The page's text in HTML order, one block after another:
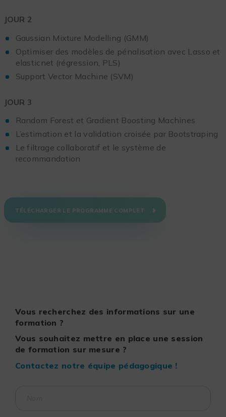
JOUR 2
Gaussian Mixture Modelling (GMM)
Optimiser des modèles de pénalisation avec Lasso et
elasticnet (régression, PLS)
Support Vector Machine (SVM)
JOUR 3
Random Forest et Gradient Boosting Machines
L’estimation et la validation croisée par Bootstraping
Le filtrage collaboratif et le système de
recommandation
TÉLÉCHARGER LE PROGRAMME COMPLET
Vous recherchez des informations sur une
formation ?
Vous souhaitez mettre en place une session
de formation sur mesure ?
Contactez notre équipe pédagogique !